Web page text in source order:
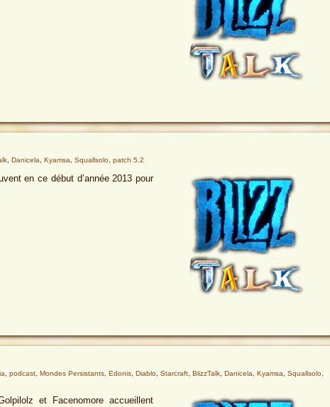
Danicela Kyamsa Squallsolo patch 5.2
en ce début d’année 2013 pour
, podcast, Mondes Persistants, Edonis, Diablo, Starcraft, BlizzTalk, Danicela, Kyamsa, Squallsolo,
et Facenomore accueillent